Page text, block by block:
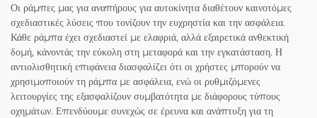
Οι ράμπες μας για αναπήρους για αυτοκίνητα διαθέτουν καινοτόμες
σχεδιαστικές λύσεις που τονίζουν την ευχρηστία και την ασφάλεια.
Κάθε ράμπα έχει σχεδιαστεί με ελαφριά, αλλά εξαιρετικά ανθεκτική
δομή, κάνοντάς την εύκολη στη μεταφορά και την εγκατάσταση. Η
αντιολισθητική επιφάνεια διασφαλίζει ότι οι χρήστες μπορούν να
χρησιμοποιούν τη ράμπα με ασφάλεια, ενώ οι ρυθμιζόμενες
λειτουργίες της εξασφαλίζουν συμβατότητα με διάφορους τύπους
οχημάτων. Επενδύουμε συνεχώς σε έρευνα και ανάπτυξη για τη